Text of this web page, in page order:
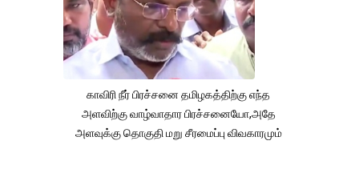
காவிரி நீர் பிரச்சனை தமிழகத்திற்கு எந்த
அளவிற்கு வாழ்வாதார பிரச்சனையோ,அதே
அளவுக்கு தொகுதி மறு சீரமைப்பு விவகாரமும்